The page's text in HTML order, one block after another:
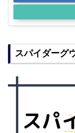
スパイダーグ